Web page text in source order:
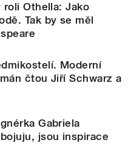
Othella: Jako
Tak by se měl
Moderní
čtou Jiří Schwarz a
Gabriela
jsou inspirace